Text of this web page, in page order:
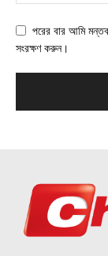
পরের বার আমি
সংরক্ষণ করুন।